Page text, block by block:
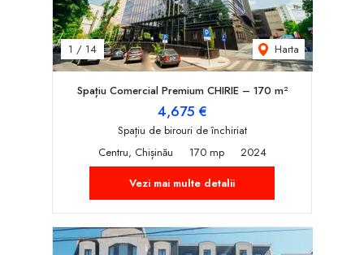
1 / 14 Harta
Spațiu Comercial Premium CHIRIE – 170 m²
4,675 €
Spațiu de birouri de închiriat
Centru, Chișinău
170 mp
2024
Vezi mai multe detalii